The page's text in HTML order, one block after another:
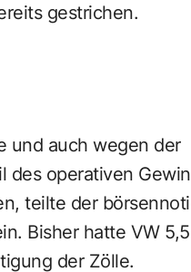
gestrichen.
und auch wegen der
des operativen
teilte der
Bisher hatte VW
der Zölle.